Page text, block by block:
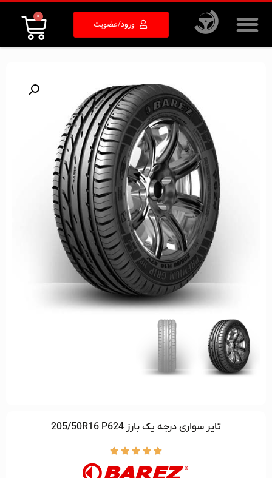
ورود/عضویت
0
تاير سواری درجه يک بارز 205/50R16 P624




